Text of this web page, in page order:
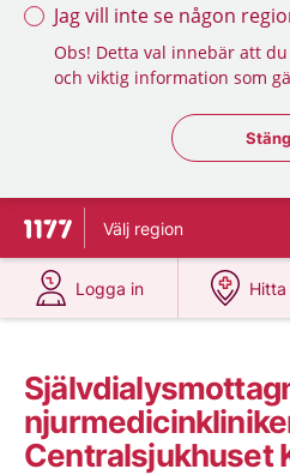
Jag vill inte se någon
Obs! Detta val innebär att
och viktig information som
Stäng
Till startsidan för 1177
Välj region
Logga in
på 1177.se
på
Centralsjukhuset